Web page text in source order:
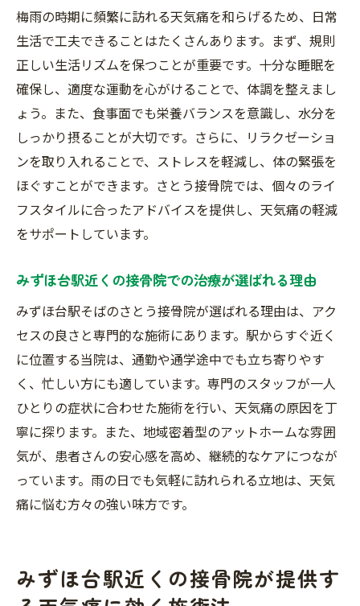
初めての方にも安心の施術プロセス
梅雨の不調を和らげる接骨院での施術体験を紹
初めての接骨院施術の流れと準備
利用者の声に基づいた施術体験の紹介
施術前後での体調の変化について
施術を受けた人が感じた効果と感想
継続的な施術で得られる健康メリット
発見
梅雨の時期に頻繁に訪れる天気痛を和らげるため、日常
生活で工夫できることはたくさんあります。まず、規則
正しい生活リズムを保つことが重要です。十分な睡眠を
確保し、適度な運動を心がけることで、体調を整えまし
ょう。また、食事面でも栄養バランスを意識し、水分を
しっかり摂ることが大切です。さらに、リラクゼーショ
ンを取り入れることで、ストレスを軽減し、体の緊張を
ほぐすことができます。さとう接骨院では、個々のライ
フスタイルに合ったアドバイスを提供し、天気痛の軽減
をサポートしています。
みずほ台駅近くの接骨院での治療が選ばれる理由
みずほ台駅そばのさとう接骨院が選ばれる理由は、アク
セスの良さと専門的な施術にあります。駅からすぐ近く
に位置する当院は、通勤や通学途中でも立ち寄りやす
く、忙しい方にも適しています。専門のスタッフが一人
ひとりの症状に合わせた施術を行い、天気痛の原因を丁
寧に探ります。また、地域密着型のアットホームな雰囲
気が、患者さんの安心感を高め、継続的なケアにつなが
っています。雨の日でも気軽に訪れられる立地は、天気
痛に悩む方々の強い味方です。
みずほ台駅近くの接骨院が提供す